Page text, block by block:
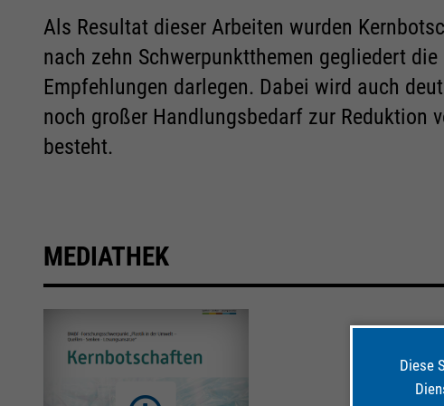
Als Resultat dieser Arbeiten wurden
nach zehn Schwerpunktthemen gegliedert
Empfehlungen darlegen. Dabei wird auch
noch großer Handlungsbedarf zur Reduktion
besteht.
MEDIATHEK
Diese